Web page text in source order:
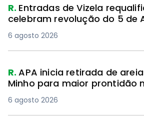
R. Entradas de Vizela
celebram revolução do 5 de
6 agosto 2026
R.APA inicia retirada de
Minho para maior prontidão
6 agosto 2026